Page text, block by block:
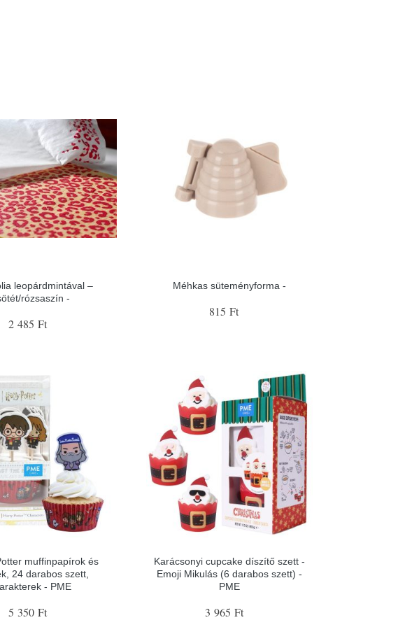
leopárdmintával –
rózsaszín -
2 485 Ft
Méhkas süteményforma -
815 Ft
muffinpapírok és
24 darabos szett,
- PME
5 350 Ft
Karácsonyi cupcake díszítő szett -
Emoji Mikulás (6 darabos szett) -
PME
3 965 Ft